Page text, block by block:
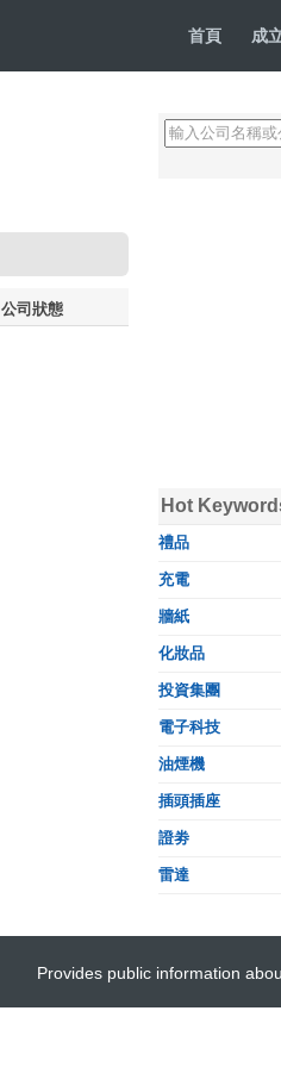
首頁 成
公司狀態
Hot
禮品
充電
牆紙
化妝品
投資集團
電子科技
油煙機
插頭插座
證劵
雷達
Provides public information